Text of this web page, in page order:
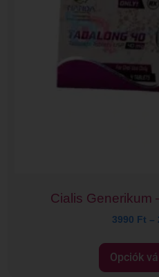
Cialis Generikum
3990 Ft –
Opciók